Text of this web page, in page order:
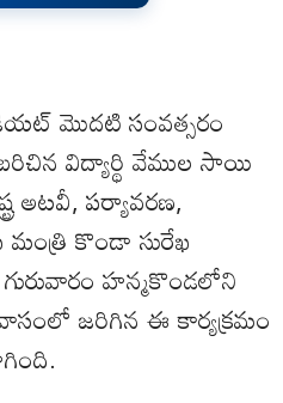
మొదటి సంవత్సరం
విద్యార్థి వేముల సాయి
అటవీ, పర్యావరణ,
కొండా సురేఖ
హన్మకొండలోని
జరిగిన ఈ కార్యక్రమం